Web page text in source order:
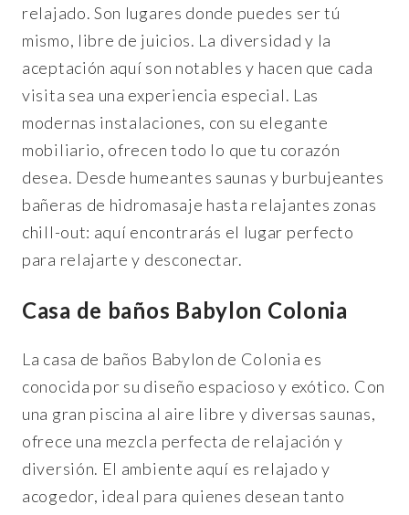
relajado. Son lugares donde puedes ser tú
mismo, libre de juicios. La diversidad y la
aceptación aquí son notables y hacen que cada
visita sea una experiencia especial. Las
modernas instalaciones, con su elegante
mobiliario, ofrecen todo lo que tu corazón
desea. Desde humeantes saunas y burbujeantes
bañeras de hidromasaje hasta relajantes zonas
chill-out: aquí encontrarás el lugar perfecto
para relajarte y desconectar.
Casa de baños Babylon Colonia
La casa de baños Babylon de Colonia es
conocida por su diseño espacioso y exótico. Con
una gran piscina al aire libre y diversas saunas,
ofrece una mezcla perfecta de relajación y
diversión. El ambiente aquí es relajado y
acogedor, ideal para quienes desean tanto